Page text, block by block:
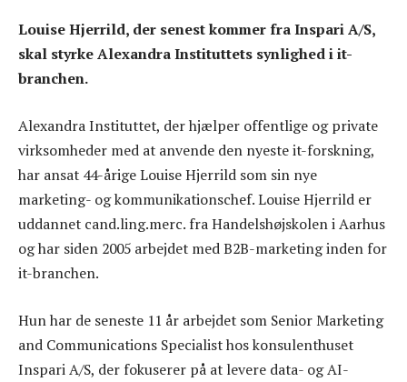
Louise Hjerrild, der senest kommer fra Inspari A/S,
skal styrke Alexandra Instituttets synlighed i it-
branchen.
Alexandra Instituttet, der hjælper offentlige og private
virksomheder med at anvende den nyeste it-forskning,
har ansat 44-årige Louise Hjerrild som sin nye
marketing- og kommunikationschef. Louise Hjerrild er
uddannet cand.ling.merc. fra Handelshøjskolen i Aarhus
og har siden 2005 arbejdet med B2B-marketing inden for
it-branchen.
Hun har de seneste 11 år arbejdet som Senior Marketing
and Communications Specialist hos konsulenthuset
Inspari A/S, der fokuserer på at levere data- og AI-